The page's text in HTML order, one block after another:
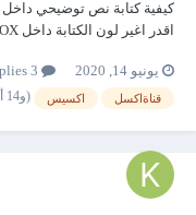
يونيو 14, 2020
قناةاكسل اكسيس (و14 أكثر)